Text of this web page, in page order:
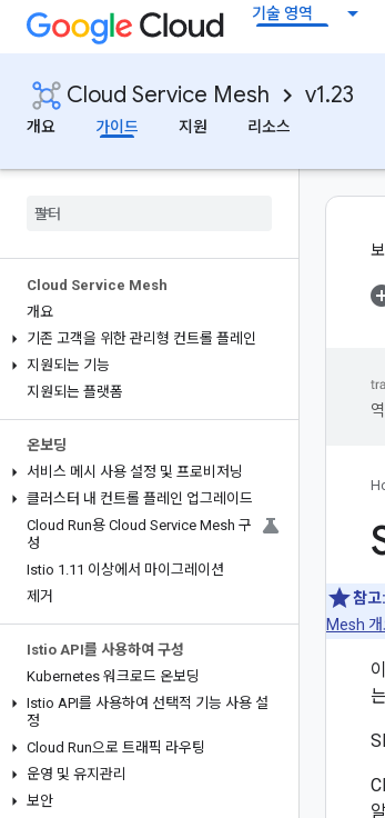
기술 영역
Cloud Service Mesh v1.23
개요
가이드 지원 리소스
Cloud Service Mesh
개요
기존 고객을 위한 관리형 컨트롤 플레인
지원되는 기능
지원되는 플랫폼
온보딩
서비스 메시 사용 설정 및 프로비저닝
클러스터 내 컨트롤 플레인 업그레이드
Cloud Run용 Cloud Service Mesh 구
성
Istio 1 .11 이상에서 마이그레이션
제거
Istio API를 사용하여 구성
Kubernetes 워크로드 온보딩
Istio API를 사용하여 선택적 기능 사용 설
정
Cloud Run으로 트래픽 라우팅
운영 및 유지관리
보안
참고:
Mesh 개